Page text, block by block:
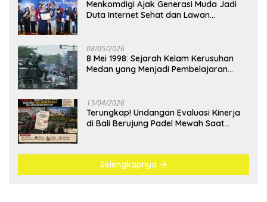
Menkomdigi Ajak Generasi Muda Jadi
Duta Internet Sehat dan Lawan
08/05/2026
8 Mei 1998: Sejarah Kelam Kerusuhan
Medan yang Menjadi Pembelajaran
13/04/2026
Terungkap! Undangan Evaluasi Kinerja
di Bali Berujung Padel Mewah Saat
Selengkapnya